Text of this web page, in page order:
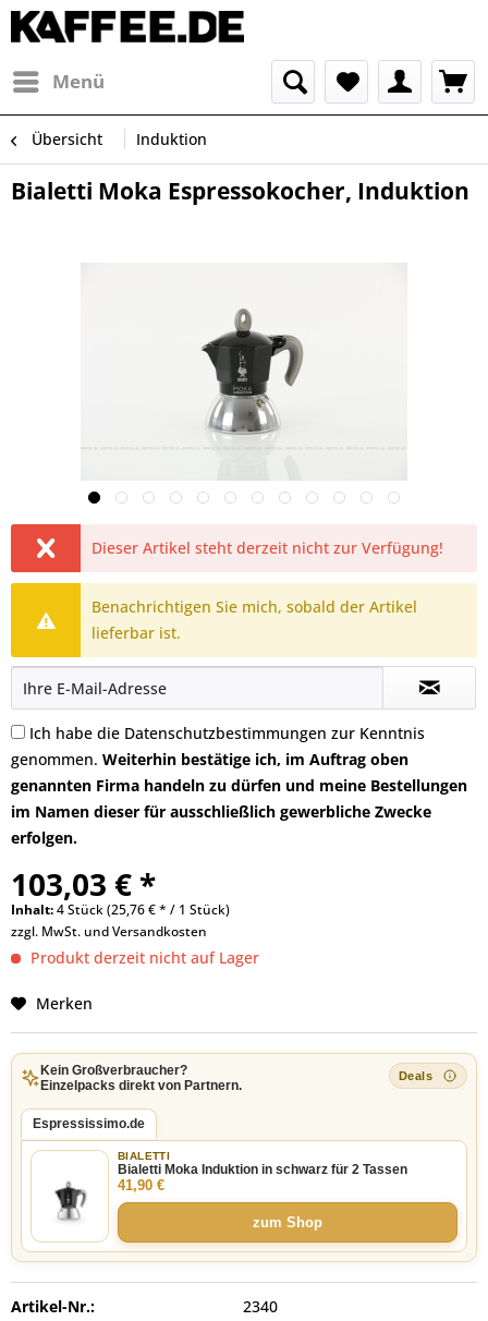
Menü
Übersicht Induktion
Bialetti Moka Espressokocher, Induktion
Dieser Artikel steht derzeit nicht zur Verfügung!
Benachrichtigen Sie mich, sobald der Artikel
lieferbar ist.
Ich habe die Datenschutzbestimmungen zur Kenntnis
genommen. Weiterhin bestätige ich, im Auftrag oben
genannten Firma handeln zu dürfen und meine Bestellungen
im Namen dieser für ausschließlich gewerbliche Zwecke
erfolgen.
103,03 € *
Inhalt:4 Stück (25,76 € * / 1 Stück)
zzgl. MwSt. undVersandkosten
Produkt derzeit nicht auf Lager
Merken
Kein Großverbraucher?
Einzelpacks direkt von Partnern.
Espressissimo.de
BIALETTI
Bialetti Moka Induktion in schwarz für 2 Tassen
41,90 €
zum Shop
Artikel-Nr.:
2340